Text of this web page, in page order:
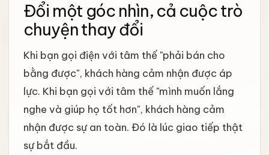
Đổi một góc nhìn, cả cuộc trò
chuyện thay đổi
Khi bạn gọi điện với tâm thế "phải bán cho
bằng được", khách hàng cảm nhận được áp
lực. Khi bạn gọi với tâm thế "mình muốn lắng
nghe và giúp họ tốt hơn", khách hàng cảm
nhận được sự an toàn. Đó là lúc giao tiếp thật
sự bắt đầu.